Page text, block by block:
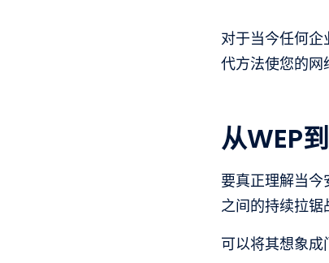
对于当今任何
代方法使您的网
从WEP
要真正理解当
之间的持续拉锯
可以将其想象